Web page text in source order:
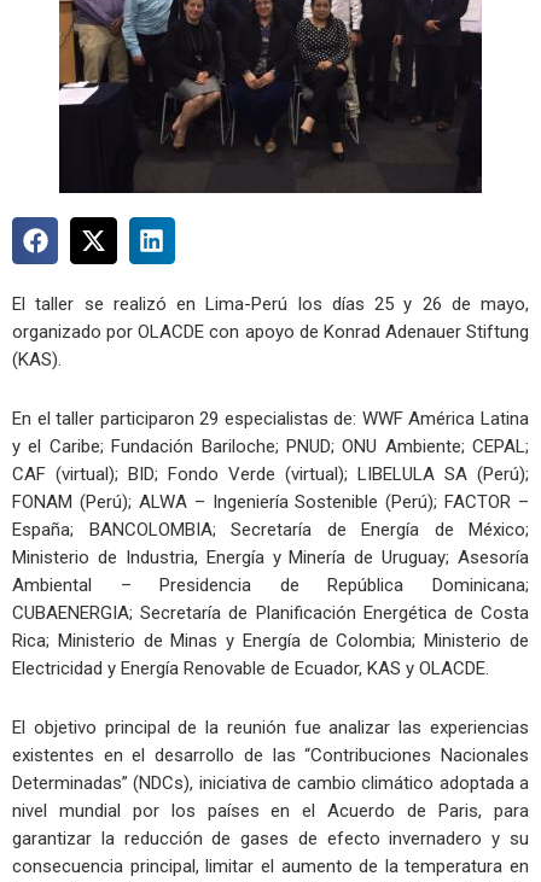
El taller se realizó en Lima-Perú los días 25 y 26 de mayo,
organizado por OLACDE con apoyo de Konrad Adenauer Stiftung
(KAS).
En el taller participaron 29 especialistas de: WWF América Latina
y el Caribe; Fundación Bariloche; PNUD; ONU Ambiente; CEPAL;
CAF (virtual); BID; Fondo Verde (virtual); LIBELULA SA (Perú);
FONAM (Perú); ALWA – Ingeniería Sostenible (Perú); FACTOR –
España; BANCOLOMBIA; Secretaría de Energía de México;
Ministerio de Industria, Energía y Minería de Uruguay; Asesoría
Ambiental – Presidencia de República Dominicana;
CUBAENERGIA; Secretaría de Planificación Energética de Costa
Rica; Ministerio de Minas y Energía de Colombia; Ministerio de
Electricidad y Energía Renovable de Ecuador, KAS y OLACDE.
El objetivo principal de la reunión fue analizar las experiencias
existentes en el desarrollo de las “Contribuciones Nacionales
Determinadas” (NDCs), iniciativa de cambio climático adoptada a
nivel mundial por los países en el Acuerdo de Paris, para
garantizar la reducción de gases de efecto invernadero y su
consecuencia principal, limitar el aumento de la temperatura en